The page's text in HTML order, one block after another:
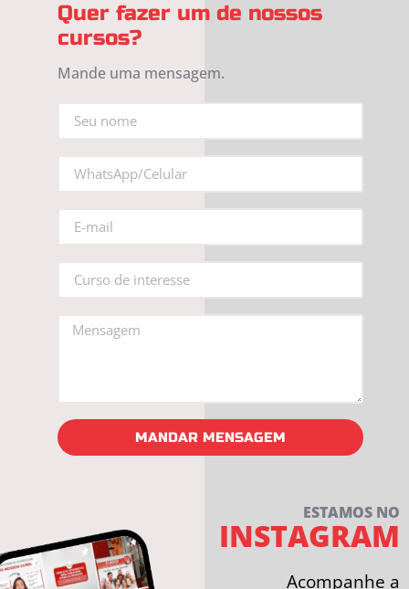
Quer fazer um de nossos
cursos?
Mande uma mensagem.
MANDAR MENSAGEM
ESTAMOS NO
INSTAGRAM
Acompanhe a